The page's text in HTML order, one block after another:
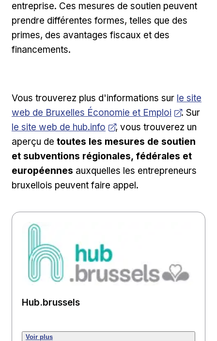
entreprise. Ces mesures de soutien peuvent
prendre différentes formes, telles que des
primes, des avantages fiscaux et des
financements.
Vous trouverez plus d'informations sur Ouvrir
le site
web de Bruxelles Économie et Emploi
. Sur
le site web de hub.info
, vous trouverez un
aperçu de toutes les mesures de soutien
et subventions régionales, fédérales et
européennes auxquelles les entrepreneurs
bruxellois peuvent faire appel.
Hub.brussels
Voir plus